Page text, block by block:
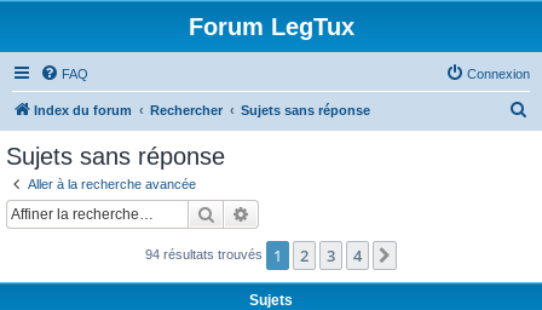
Forum LegTux
FAQ Connexion
Index du forum Rechercher Sujets sans réponse
c
Sujets sans réponse
Aller à la recherche avancée
Rechercher
94 résultats trouvés 1 2 3 4
Sujets